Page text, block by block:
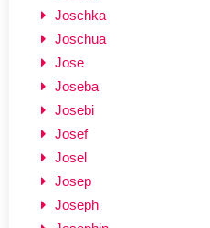
Joschka
Joschua
Jose
Joseba
Josebi
Josef
Josel
Josep
Joseph